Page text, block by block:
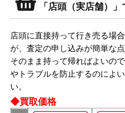
「店頭（実店舗）
店頭に直接持って行き売る場
が、査定の申し込みが簡単な
そのまま持って帰ればよいの
やトラブルを防止するのによ
い。
◆買取価格